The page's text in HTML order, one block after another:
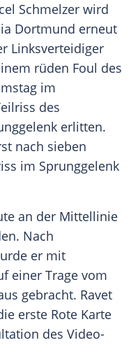
Schmelzer wird
Dortmund erneut
Linksverteidiger
rüden Foul des
im
des
erlitten.
nach sieben
im Sprunggelenk
an der Mittellinie
Nach
er mit
einer Trage vom
gebracht. Ravet
erste Rote Karte
des Video-